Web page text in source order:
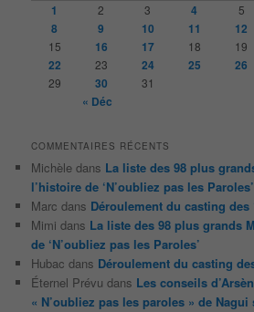
1
2 3 4 5
8 9 10 11 12
15
16 17 18 19
22 23 24 25 26
29
30 31
« Déc
COMMENTAIRES RÉCENTS
Michèle dans La liste des 98 plus
l’histoire de ‘N’oubliez pas les Paroles’
Marc dans Déroulement du casting
Mimi dans La liste des 98 plus grands
de ‘N’oubliez pas les Paroles’
Hubac dans Déroulement du casting
Éternel Prévu dans Les conseils
« N’oubliez pas les paroles » de Nagui